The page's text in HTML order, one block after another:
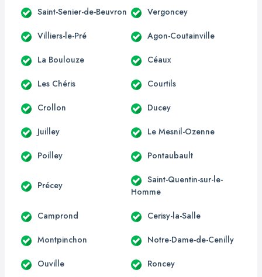
Saint-Senier-de-Beuvron Vergoncey
Villiers-le-Pré Agon-Coutainville
La Boulouze Céaux
Les Chéris Courtils
Crollon Ducey
Juilley Le Mesnil-Ozenne
Poilley Pontaubault
Précey
Saint-Quentin-sur-le-
Homme
Camprond Cerisy-la-Salle
Montpinchon Notre-Dame-de-Cenilly
Ouville Roncey